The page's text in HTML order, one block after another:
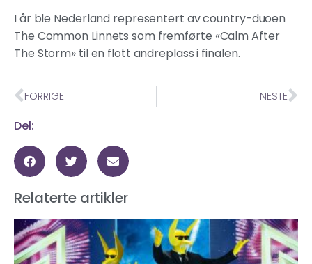
I år ble Nederland representert av country-duoen
The Common Linnets som fremførte «Calm After
The Storm» til en flott andreplass i finalen.
FORRIGE NESTE
Del:
Relaterte artikler